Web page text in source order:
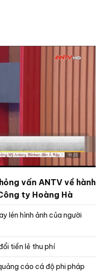
vấn ANTV về hành
ty Hoàng Hà
lén hình ảnh của người
tiền lẻ thu phí
cáo cá độ phi pháp